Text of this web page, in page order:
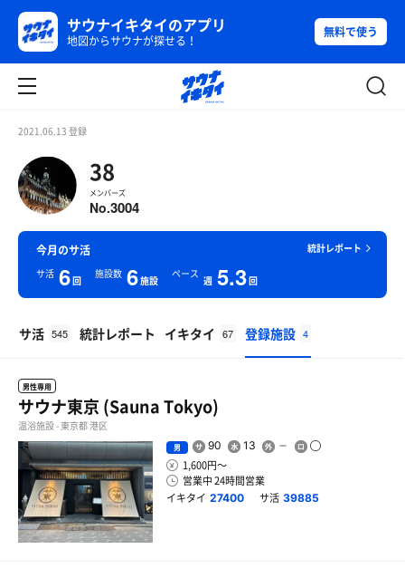
サウナイキタイのアプリ
地図からサウナが探せる！
無料で使う
2021.06.13 登録
38
メンバーズ
No.3004
統計レポート
今月のサ活
サ活 6回
施設数 6施設
ペース
週 5.3回
サ活 545 統計レポート イキタイ 67 登録施設 4
男性専用
サウナ東京 (Sauna Tokyo)
温浴施設 - 東京都 港区
男 90 13
1,600円〜
営業中 24時間営業
イキタイ 27400 サ活 39885